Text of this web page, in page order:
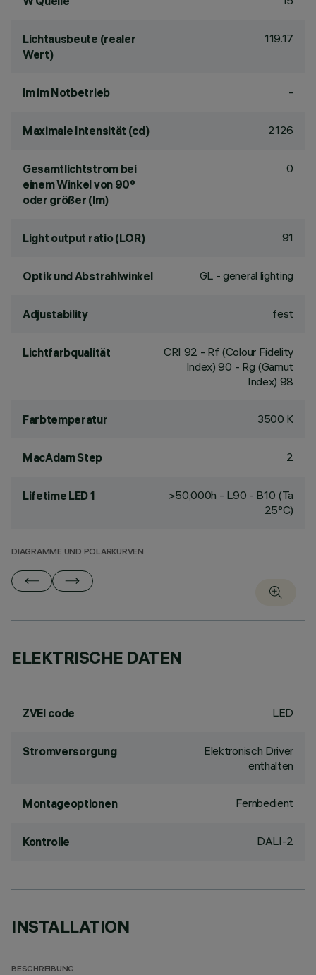
Lichtausbeute (realer
Wert)
119.17
lm im Notbetrieb -
Maximale Intensität (cd) 2126
Gesamtlichtstrom bei
einem Winkel von 90°
oder größer (lm)
0
Light output ratio (LOR) 91
Optik und Abstrahlwinkel GL - general lighting
Adjustability fest
Lichtfarbqualität CRI 92 - Rf (Colour Fidelity
Index) 90 - Rg (Gamut
Index) 98
Farbtemperatur 3500 K
MacAdam Step 2
Lifetime LED 1
>50,000h - L90 - B10 (Ta
25°C)
DIAGRAMME UND POLARKURVEN
ELEKTRISCHE DATEN
ZVEI code LED
Stromversorgung
Elektronisch Driver
enthalten
Montageoptionen Fernbedient
Kontrolle DALI-2
INSTALLATION
BESCHREIBUNG